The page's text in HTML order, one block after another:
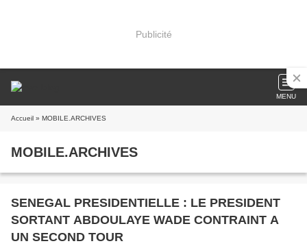
Publicité
MENU
Accueil » MOBILE.ARCHIVES
MOBILE.ARCHIVES
SENEGAL PRESIDENTIELLE : LE PRESIDENT
SORTANT ABDOULAYE WADE CONTRAINT A
UN SECOND TOUR